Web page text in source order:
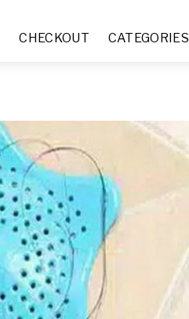
CHECKOUT CATEGORIES